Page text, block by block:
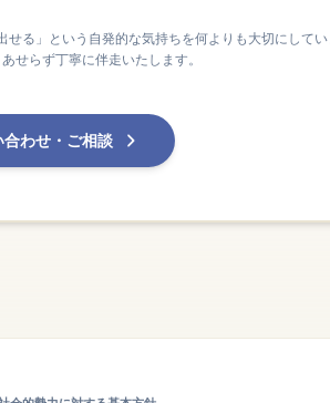
る」という自発的な気持ちを何よりも大切にして
せらず丁寧に伴走いたします。
合わせ・ご相談